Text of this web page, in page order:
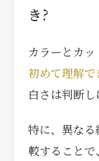
き?
カラーとカッ
初めて理解で
白さは判断し
特に、異な
較すること